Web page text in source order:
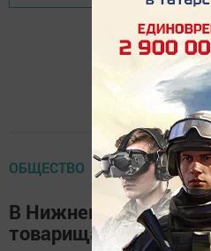
ОБЩЕСТВО
В Нижнекамске
товарища, а тело